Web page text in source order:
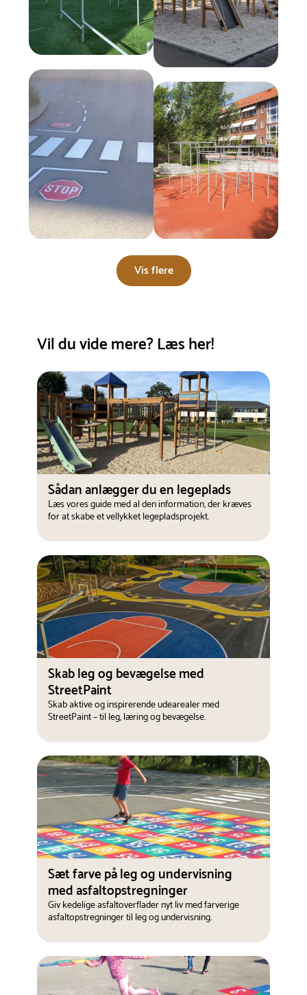
Vis flere
Vil du vide mere? Læs her!
Sådan anlægger du en legeplads
Læs vores guide med al den information, der kræves
for at skabe et vellykket legepladsprojekt.
Skab leg og bevægelse med
StreetPaint
Skab aktive og inspirerende udearealer med
StreetPaint – til leg, læring og bevægelse.
Sæt farve på leg og undervisning
med asfaltopstregninger
Giv kedelige asfaltoverflader nyt liv med farverige
asfaltopstregninger til leg og undervisning.